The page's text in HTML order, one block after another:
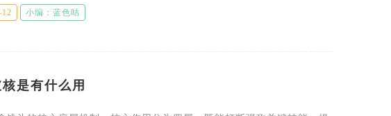
核心思路。开荒阶段只优先解锁带有生产雕像、紧邻码头的低价地块，
小编：蓝色咕
是有什么用